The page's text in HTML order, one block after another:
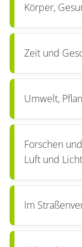
Körper,
Zeit und
Umwelt,
Forschen
Luft und Licht
Im